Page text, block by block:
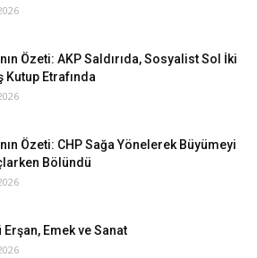
Özeti: AKP Saldırıda, Sosyalist Sol İki
Kutup Etrafında
Özeti: CHP Sağa Yönelerek Büyümeyi
Bölündü
Erşan, Emek ve Sanat